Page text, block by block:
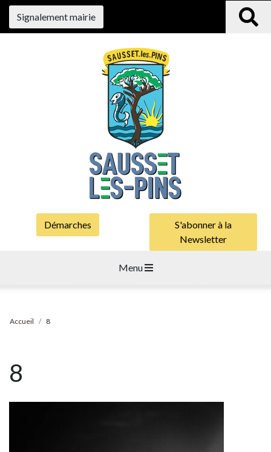
Signalement mairie
Démarches
S'abonner à la
Newsletter
Menu
Accueil 8
8